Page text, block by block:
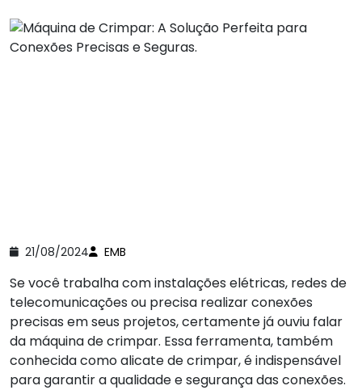
21/08/2024 EMB
Se você trabalha com instalações elétricas, redes de
telecomunicações ou precisa realizar conexões
precisas em seus projetos, certamente já ouviu falar
da máquina de crimpar. Essa ferramenta, também
conhecida como alicate de crimpar, é indispensável
para garantir a qualidade e segurança das conexões.